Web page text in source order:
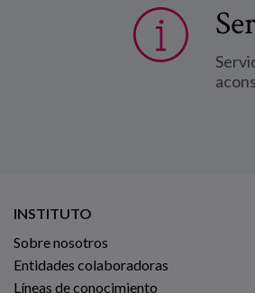
INSTITUTO
Sobre nosotros
Entidades colaboradoras
Líneas de conocimiento